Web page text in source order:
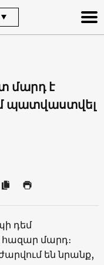
մարդ է
պատվաստվել
դեմ
մարդ։
են նրանք,